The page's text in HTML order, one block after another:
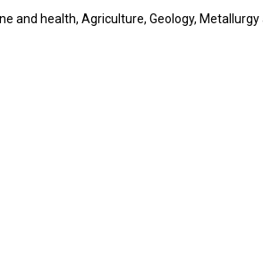
and health, Agriculture, Geology, Metallurgy